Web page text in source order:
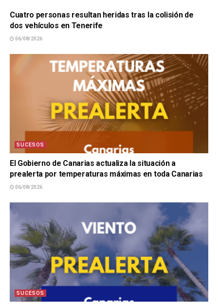
Cuatro personas resultan heridas tras la colisión de
dos vehículos en Tenerife
06/08/2026
SUCESOS
El Gobierno de Canarias actualiza la situación a
prealerta por temperaturas máximas en toda Canarias
06/08/2026
SUCESOS